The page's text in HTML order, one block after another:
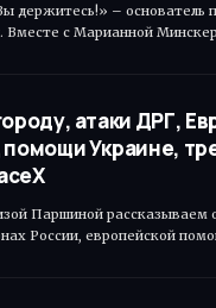
держитесь!» – основатель
Вместе с Марианной
атаки ДРГ,
Украине,
Паршиной рассказываем
России, европейской